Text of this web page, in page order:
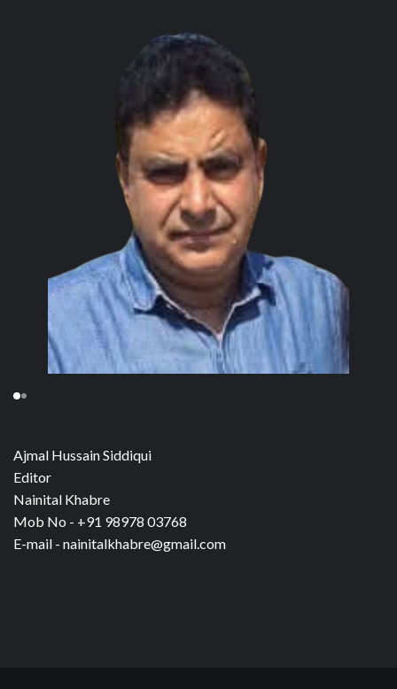
Ajmal Hussain Siddiqui
Editor
Nainital Khabre
Mob No - +91 98978 03768
E-mail - nainitalkhabre@gmail.com